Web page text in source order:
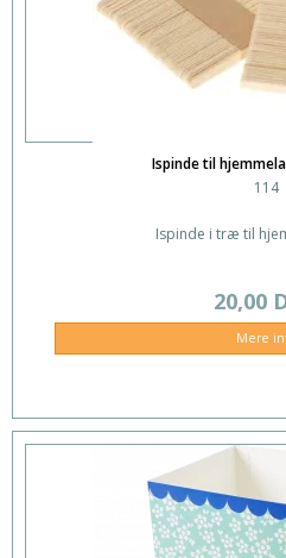
Ispinde til
114
Ispinde i træ til
20,00
Mere